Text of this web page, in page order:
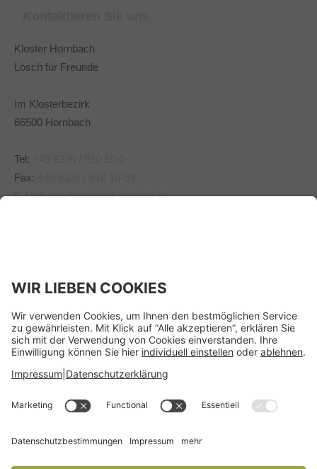
Kloster Hornbach
Lösch für Freunde
Im Klosterbezirk
66500 Hornbach
Tel:
Fax:
E-Mail:info@kloster-hornbach.de
Zustimmung, um den
Dieser Inhalt darf aufgrund
von Trackern, die Besuchern
nicht offengelegt werden,
nicht geladen werden. Der
diese mit seinem CMP
einrichten, um diesen Inhalt
Technologien hinzuzufügen.